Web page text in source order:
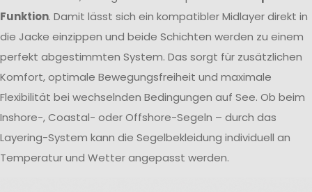
Funktion. Damit lässt sich ein kompatibler Midlayer direkt in
die Jacke einzippen und beide Schichten werden zu einem
perfekt abgestimmten System. Das sorgt für zusätzlichen
Komfort, optimale Bewegungsfreiheit und maximale
Flexibilität bei wechselnden Bedingungen auf See. Ob beim
Inshore-, Coastal- oder Offshore-Segeln – durch das
Layering-System kann die Segelbekleidung individuell an
Temperatur und Wetter angepasst werden.